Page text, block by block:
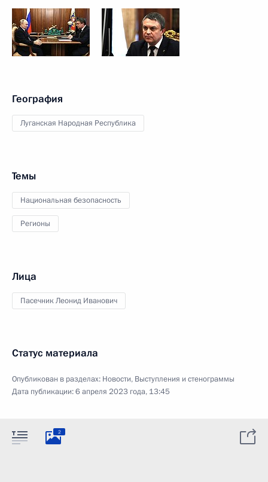
География
Луганская Народная Республика
Темы
Национальная безопасность
Регионы
Лица
Пасечник Леонид Иванович
Статус материала
Опубликован в разделах: Новости, Выступления и стенограммы
Дата публикации:6 апреля 2023 года, 13:45
2